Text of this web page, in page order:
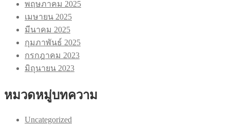
พฤษภาคม 2025
เมษายน 2025
มีนาคม 2025
กุมภาพันธ์ 2025
กรกฎาคม 2023
มิถุนายน 2023
หมวดหมู่บทความ
Uncategorized